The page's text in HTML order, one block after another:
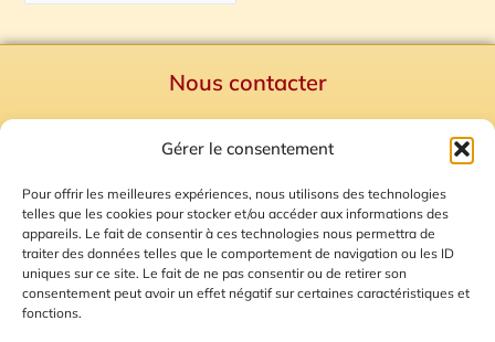
Gérer le consentement
Pour offrir les meilleures expériences, nous utilisons des technologies
telles que les cookies pour stocker et/ou accéder aux informations des
appareils. Le fait de consentir à ces technologies nous permettra de
traiter des données telles que le comportement de navigation ou les ID
uniques sur ce site. Le fait de ne pas consentir ou de retirer son
consentement peut avoir un effet négatif sur certaines caractéristiques et
fonctions.
Nous contacter
Mentions Légales
Plan du site
Gestion des Cookies